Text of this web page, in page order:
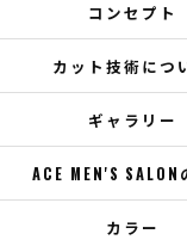
コンセプト
カット技術につ
ギャラリー
ACE MEN'S SALON
カラー